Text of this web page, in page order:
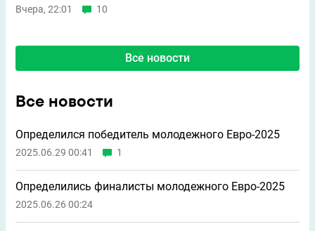
Вчера, 22:01 10
Все новости
Все новости
Определился победитель молодежного Евро-2025
2025.06.29 00:41 1
Определились финалисты молодежного Евро-2025
2025.06.26 00:24